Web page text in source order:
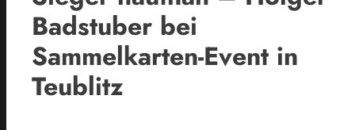
Badstuber bei
Sammelkarten-Event in
Teublitz